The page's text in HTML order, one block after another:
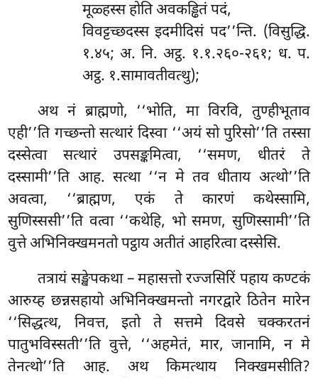
मूळ्हस्स होति अवकड्ढितं पदं,
विवट्टच्छदस्स इदमीदिसं पद’’न्ति. (विसुद्धि.
१.४५; अ. नि. अट्ठ. १.१.२६०-२६१; ध. प.
अट्ठ. १.सामावतीवत्थु);
अथ नं ब्राह्मणो, ‘‘भोति, मा विरवि, तुण्हीभूताव
एही’’ति गच्छन्तो सत्थारं दिस्वा ‘‘अयं सो पुरिसो’’ति तस्सा
दस्सेत्वा सत्थारं उपसङ्कमित्वा, ‘‘समण, धीतरं ते
दस्सामी’’ति आह. सत्था ‘‘न मे तव धीताय अत्थो’’ति
अवत्वा, ‘‘ब्राह्मण, एकं ते कारणं कथेस्सामि,
सुणिस्ससी’’ति वत्वा ‘‘कथेहि, भो समण, सुणिस्सामी’’ति
वुत्ते अभिनिक्खमनतो पट्ठाय अतीतं आहरित्वा दस्सेसि.
तत्रायं सङ्खेपकथा – महासत्तो रज्जसिरिं पहाय कण्टकं
आरुय्ह छन्नसहायो अभिनिक्खमन्तो नगरद्वारे ठितेन मारेन
‘‘सिद्धत्थ, निवत्त, इतो ते सत्तमे दिवसे चक्करतनं
पातुभविस्सती’’ति वुत्ते, ‘‘अहमेतं, मार, जानामि, न मे
तेनत्थो’’ति आह. अथ किमत्थाय निक्खमसीति?